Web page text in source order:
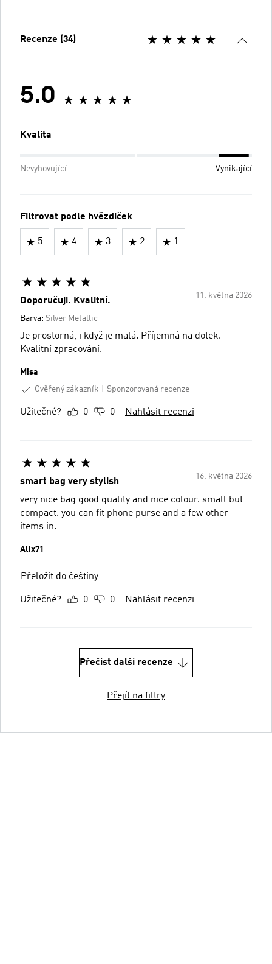
Recenze (34)
5.0
Kvalita
Nevyhovující Vynikající
Filtrovat podle hvězdiček
5 4 3 2 1
11. května 2026
Doporučuji. Kvalitní.
Barva: Silver Metallic
Je prostorná, i když je malá. Příjemná na dotek.
Kvalitní zpracování.
Misa
Ověřený zákazník
Sponzorovaná recenze
Užitečné? 0 0 Nahlásit recenzi
16. května 2026
smart bag very stylish
very nice bag good quality and nice colour. small but
compact. you can fit phone purse and a few other
items in.
Alix71
Přeložit do češtiny
Užitečné? 0 0 Nahlásit recenzi
Přečíst další recenze
Přejít na filtry